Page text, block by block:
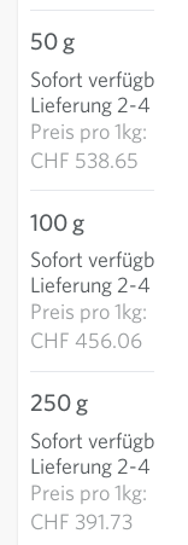
50 g
Sofort verfügbar
Lieferung 2-4 Tage
Preis pro1kg:
CHF 538.65
100 g
Sofort verfügbar
Lieferung 2-4 Tage
Preis pro1kg:
CHF 456.06
250 g
Sofort verfügbar
Lieferung 2-4 Tage
Preis pro1kg:
CHF 391.73